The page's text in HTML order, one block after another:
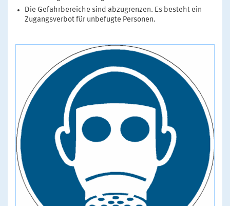
Die Gefahrbereiche sind abzugrenzen. Es besteht ein
Zugangsverbot für unbefugte Personen.